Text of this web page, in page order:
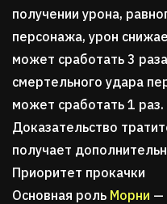
получении урона,
персонажа, урон
может сработать 3
смертельного удара
может сработать 1 раз.
Доказательство
получает
Приоритет прокачки
Основная роль Морни —